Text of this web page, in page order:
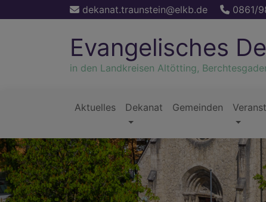
zum
dekanat.traunstein@elkb.de 0861/
Evangelisches
in den Landkreisen Altötting,
Hauptnavigation
Aktuelles Dekanat Gemeinden